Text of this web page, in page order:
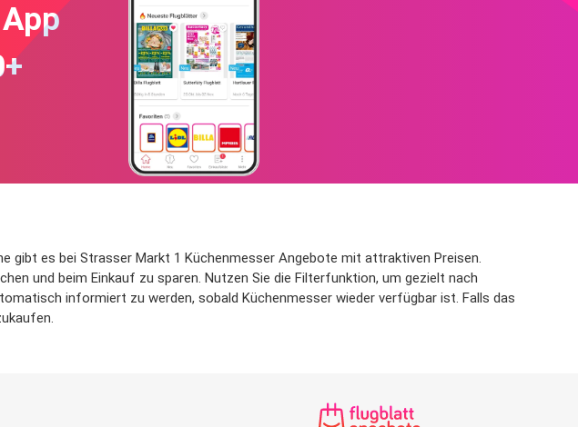
gibt es bei Strasser Markt 1 Küchenmesser Angebote mit attraktiven Preisen.
und beim Einkauf zu sparen. Nutzen Sie die Filterfunktion, um gezielt nach
informiert zu werden, sobald Küchenmesser wieder verfügbar ist. Falls das